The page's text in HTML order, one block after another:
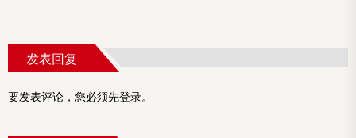
发表回复
要发表评论，您必须先登录。